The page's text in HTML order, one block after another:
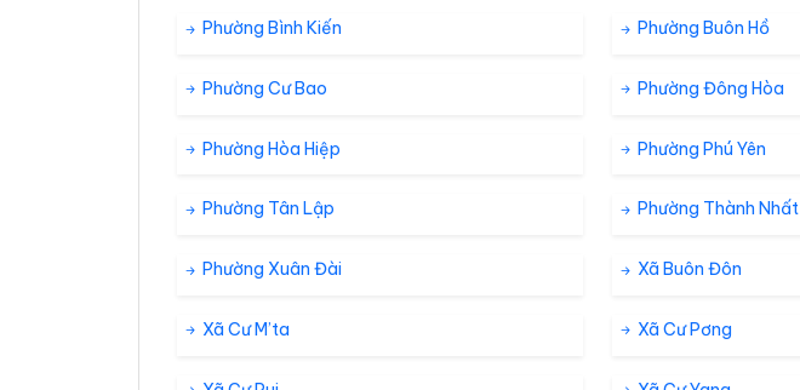
Phường Bình Kiến Phường Buôn Hồ
Phường Cư Bao Phường Đông Hòa
Phường Hòa Hiệp Phường Phú Yên
Phường Tân Lập Phường Thành Nhất
Phường Xuân Đài Xã Buôn Đôn
Xã Cư M’ta Xã Cư Pơng